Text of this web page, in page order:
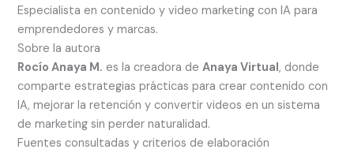
Especialista en contenido y video marketing con IA para
emprendedores y marcas.
Sobre la autora
Rocío Anaya M. es la creadora deAnaya Virtual, donde
comparte estrategias prácticas para crear contenido con
IA, mejorar la retención y convertir videos en un sistema
de marketing sin perder naturalidad.
Fuentes consultadas y criterios de elaboración